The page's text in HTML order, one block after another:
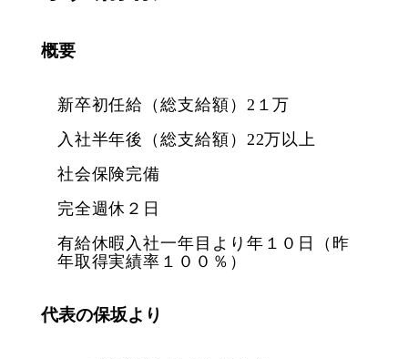
概要
新卒初任給（総支給額）2１万
入社半年後（総支給額）22万以上
社会保険完備
完全週休２日
有給休暇入社一年目より年１０日（昨
年取得実績率１００％）
代表の保坂より